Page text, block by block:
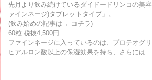
先月より飲み続けているダイドードリンコの美
ァインネージ)タブレットタイプ」。
(飲み始めの記事は→ コチラ)
60粒 税抜4,500円
ファインネージに入っているのは、プロテオグリ
ヒアルロン酸以上の保湿効果を持ち、さらには...